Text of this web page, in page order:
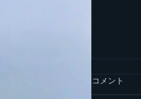
コメント